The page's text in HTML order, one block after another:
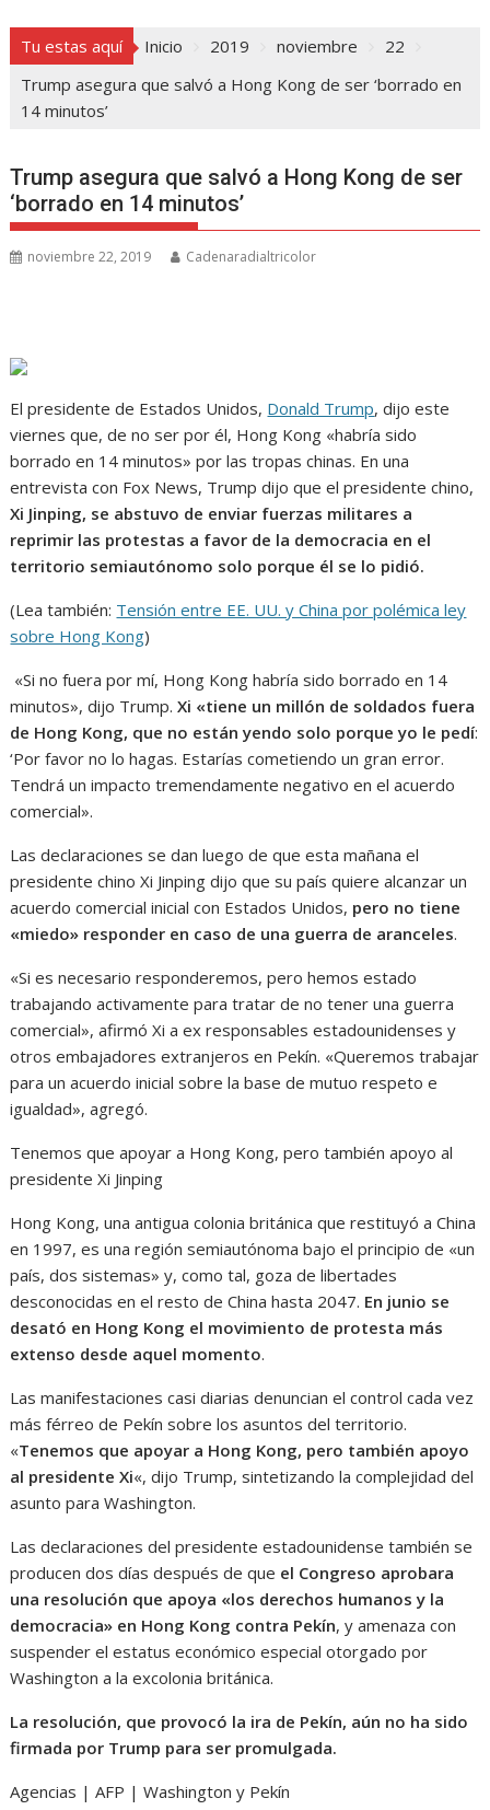
Tu estas aquí Inicio 2019 noviembre
22
Trump asegura que salvó a Hong Kong de ser ‘borrado en
14 minutos’
Trump asegura que salvó a Hong Kong de ser
‘borrado en 14 minutos’
noviembre 22, 2019 Cadenaradialtricolor
El presidente de Estados Unidos, Donald Trump, dijo este
viernes que, de no ser por él, Hong Kong «habría sido
borrado en 14 minutos» por las tropas chinas. En una
entrevista con Fox News, Trump dijo que el presidente chino,
Xi Jinping, se abstuvo de enviar fuerzas militares a
reprimir las protestas a favor de la democracia en el
territorio semiautónomo solo porque él se lo pidió.
(Lea también: Tensión entre EE. UU. y China por polémica ley
sobre Hong Kong)
«Si no fuera por mí, Hong Kong habría sido borrado en 14
minutos», dijo Trump.Xi «tiene un millón de soldados fuera
de Hong Kong, que no están yendo solo porque yo le pedí:
‘Por favor no lo hagas. Estarías cometiendo un gran error.
Tendrá un impacto tremendamente negativo en el acuerdo
comercial».
Las declaraciones se dan luego de que esta mañana el
presidente chino Xi Jinping dijo que su país quiere alcanzar un
acuerdo comercial inicial con Estados Unidos, pero no tiene
«miedo» responder en caso de una guerra de aranceles.
«Si es necesario responderemos, pero hemos estado
trabajando activamente para tratar de no tener una guerra
comercial», afirmó Xi a ex responsables estadounidenses y
otros embajadores extranjeros en Pekín. «Queremos trabajar
para un acuerdo inicial sobre la base de mutuo respeto e
igualdad», agregó.
Tenemos que apoyar a Hong Kong, pero también apoyo al
presidente Xi Jinping
Hong Kong, una antigua colonia británica que restituyó a China
en 1997, es una región semiautónoma bajo el principio de «un
país, dos sistemas» y, como tal, goza de libertades
desconocidas en el resto de China hasta 2047. En junio se
desató en Hong Kong el movimiento de protesta más
extenso desde aquel momento.
Las manifestaciones casi diarias denuncian el control cada vez
más férreo de Pekín sobre los asuntos del territorio.
«Tenemos que apoyar a Hong Kong, pero también apoyo
al presidente Xi«, dijo Trump, sintetizando la complejidad del
asunto para Washington.
Las declaraciones del presidente estadounidense también se
producen dos días después de que el Congreso aprobara
una resolución que apoya «los derechos humanos y la
democracia» en Hong Kong contra Pekín, y amenaza con
suspender el estatus económico especial otorgado por
Washington a la excolonia británica.
La resolución, que provocó la ira de Pekín, aún no ha sido
firmada por Trump para ser promulgada.
Agencias | AFP | Washington y Pekín